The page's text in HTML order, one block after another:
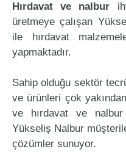
Hırdavat ve nalbur
üretmeye çalışan
ile hırdavat
yapmaktadır.
Sahip olduğu sektör
ve ürünleri çok
ve hırdavat ve
Yükseliş Nalbur
çözümler sunuyor.